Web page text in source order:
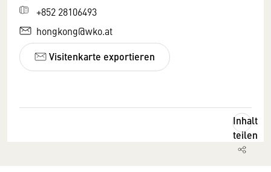
+852 28106493
hongkong@wko.at
Visitenkarte exportieren
Inhalt
teilen